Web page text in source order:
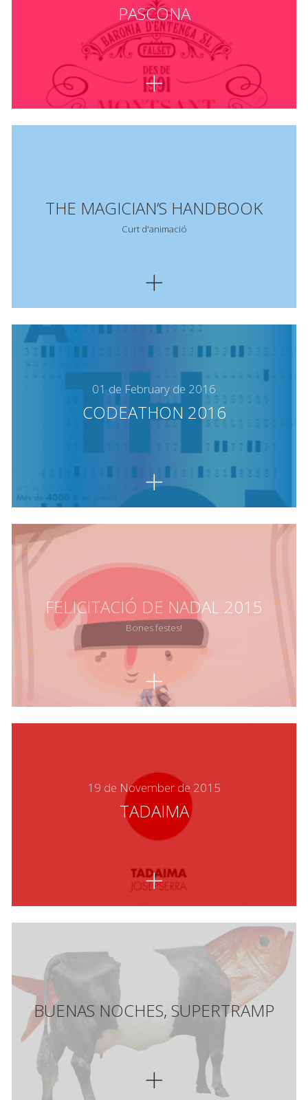
PASCONA
THE MAGICIAN’S HANDBOOK
Curt d'animació
01 de February de 2016
CODEATHON 2016
FELICITACIÓ DE NADAL 2015
Bones festes!
19 de November de 2015
TADAIMA
BUENAS NOCHES, SUPERTRAMP